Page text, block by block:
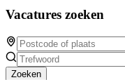
Vacatures zoeken
Zoeken